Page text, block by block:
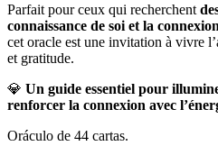
Parfait pour ceux qui recherchent
connaissance de soi et la
cet oracle est une invitation à vivre
et gratitude.
💎 Un guide essentiel pour
renforcer la connexion avec
Oráculo de 44 cartas.